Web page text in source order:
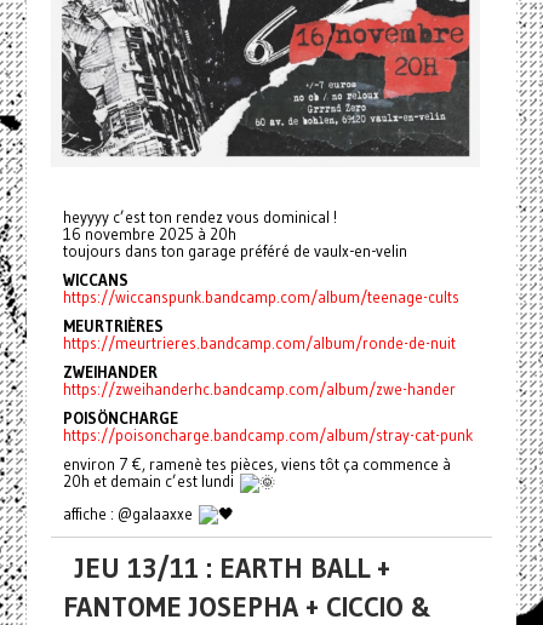
heyyyy c’est ton rendez vous dominical !
16 novembre 2025 à 20h
toujours dans ton garage préféré de vaulx-en-velin
WICCANS
https://wiccanspunk.bandcamp.com/album/teenage-cults
MEURTRIÈRES
https://meurtrieres.bandcamp.com/album/ronde-de-nuit
ZWEIHANDER
https://zweihanderhc.bandcamp.com/album/zwe-hander
POISÖNCHARGE
https://poisoncharge.bandcamp.com/album/stray-cat-punk
environ 7 €, ramenè tes pièces, viens tôt ça commence à
20h et demain c’est lundi
affiche : @galaaxxe
JEU 13/11 : EARTH BALL +
FANTOME JOSEPHA + CICCIO &